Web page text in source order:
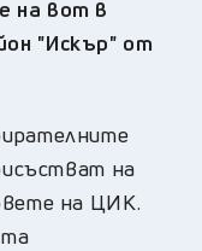
на вот в
"Искър" от
на
на ЦИК.